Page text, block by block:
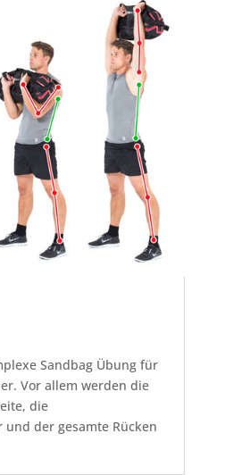
Sandbag Übung für
Vor allem werden die
die
der gesamte Rücken